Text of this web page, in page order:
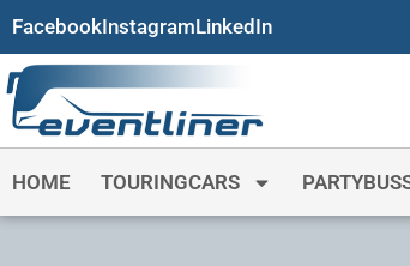
FacebookInstagramLinkedIn
HOME TOURINGCARS